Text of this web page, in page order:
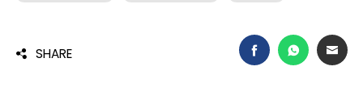
SHARE FACEBOOK